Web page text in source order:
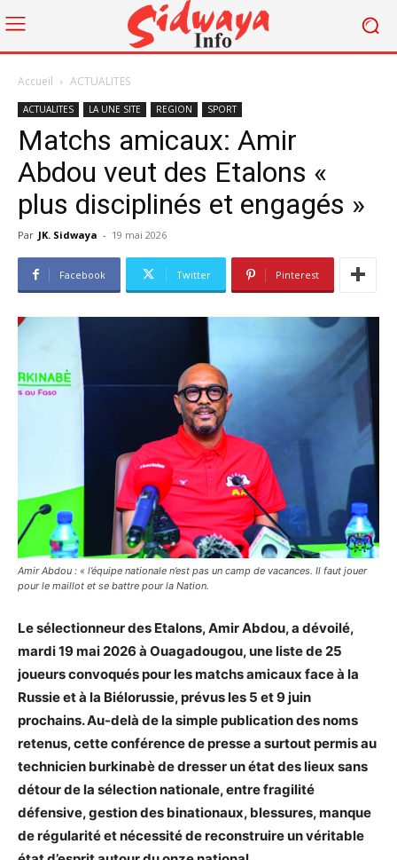
Accueil ACTUALITES
ACTUALITES LA UNE SITE REGION SPORT
Matchs amicaux: Amir
Abdou veut des Etalons «
plus disciplinés et engagés »
Par JK. Sidwaya - 19 mai 2026
Facebook Twitter Pinterest
Amir Abdou : « l’équipe nationale n’est pas un camp de vacances. Il faut jouer
pour le maillot et se battre pour la Nation.
Le sélectionneur des Etalons, Amir Abdou, a dévoilé,
mardi 19 mai 2026 à Ouagadougou, une liste de 25
joueurs convoqués pour les matchs amicaux face à la
Russie et à la Biélorussie, prévus les 5 et 9 juin
prochains. Au-delà de la simple publication des noms
retenus, cette conférence de presse a surtout permis au
technicien burkinabè de dresser un état des lieux sans
détour de la sélection nationale, entre fragilité
défensive, gestion des binationaux, blessures, manque
de régularité et nécessité de reconstruire un véritable